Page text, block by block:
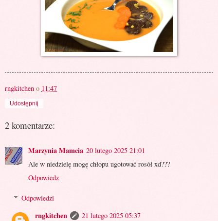
rngkitchen o 11:47
Udostępnij
2 komentarze:
Marzynia Mamcia 20 lutego 2025 21:01
Ale w niedzielę mogę chłopu ugotować rosół xd???
Odpowiedz
Odpowiedzi
rngkitchen
21 lutego 2025 05:37